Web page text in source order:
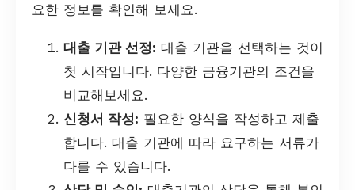
요한 정보를 확인해 보세요.
대출 기관 선정: 대출 기관을 선택하는 것이
첫 시작입니다. 다양한 금융기관의 조건을
비교해보세요.
신청서 작성: 필요한 양식을 작성하고 제출
합니다. 대출 기관에 따라 요구하는 서류가
다를 수 있습니다.